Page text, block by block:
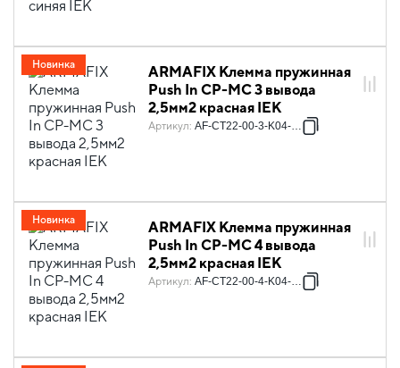
ARMAFIX Клемма пружинная
Push In CP-MC 3 вывода
2,5мм2 красная IEK
Артикул: AF-CT22-00-3-K04-002
Новинка
ARMAFIX Клемма пружинная
Push In CP-MC 4 вывода
2,5мм2 красная IEK
Артикул: AF-CT22-00-4-K04-002
Новинка